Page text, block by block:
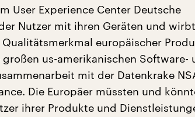
User Experience Center Deutsche
Nutzer mit ihren Geräten und wirbt
europäischer
us-amerikanischen Software-
mit der Datenkrake
Die Europäer müssten und
ihrer Produkte und